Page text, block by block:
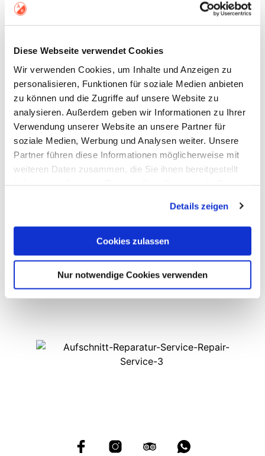
Diese Webseite verwendet Cookies
Wir verwenden Cookies, um Inhalte und Anzeigen zu
personalisieren, Funktionen für soziale Medien anbieten
zu können und die Zugriffe auf unsere Website zu
analysieren. Außerdem geben wir Informationen zu Ihrer
Verwendung unserer Website an unsere Partner für
soziale Medien, Werbung und Analysen weiter. Unsere
Partner führen diese Informationen möglicherweise mit
weiteren Daten zusammen, die Sie ihnen bereitgestellt
Details zeigen
Cookies zulassen
Nur notwendige Cookies verwenden
Senden Sie uns eine E-Mail an info (at)
aufschnitt.net mit detaillierten Fotos des
Adresse. Sie können gerne auch weitere
relevante Informationen hinzufügen.
Warten Sie auf unsere Antwort, in der wir
Ihnen den Reparaturpreis, einen Zahlungslink
und unsere Versandadresse mitteilen.
Nach Zahlungseingang verpacken Sie das
Sobald wir Ihr Paket erhalten haben, führen
senden Ihnen das Produkt wie neu zurück.